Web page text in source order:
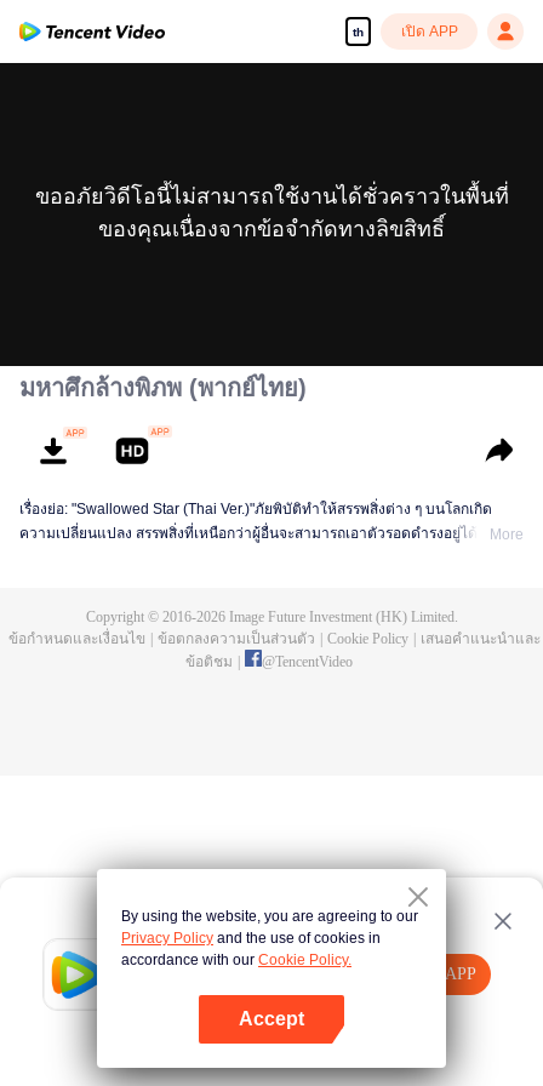
th เปิด APP
Tencent Video
เปิด APP
คลิกที่นี่ ลองใหม่อีกครั้ง
ขออภัยวิดีโอนี้ไม่สามารถใช้งานได้ชั่วคราวในพื้นที่
ของคุณเนื่องจากข้อจำกัดทางลิขสิทธิ์
มหาศึกล้างพิภพ (พากย์ไทย)
เรื่องย่อ: "Swallowed Star (Thai Ver.)"ภัยพิบัติทำให้สรรพสิ่งต่าง ๆ บนโลกเกิด
ความเปลี่ยนแปลง สรรพสิ่งที่เหนือกว่าผู้อื่นจะสามารถเอาตัวรอดดำรงอยู่ได้ ส่วนผู้
จากนั้นเขาก็ได้ออกจากดาวโลกมุ่งสู่จักรวาล เรื่องราวการต่อสู้ได้เริ่มขึ้นแล้ว รับชม
More
Copyright © 2016-2026Image Future Investment (HK) Limited.
ข้อกำหนดและเงื่อนไข
ข้อตกลงความเป็นส่วนตัว Cookie Policy
เสนอคำแนะนำและ
ข้อติชม
@TencentVideo
By using the website, you are agreeing to our
Privacy Policy and the use of cookies in
accordance with our Cookie Policy.
Accept